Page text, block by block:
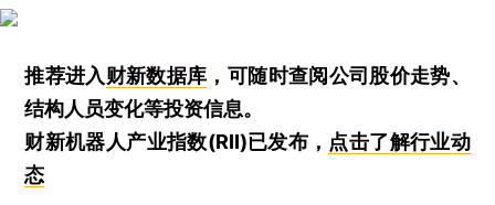
推荐进入财新数据库 ，可随时查阅公司股价走势、
结构人员变化等投资信息。
财新机器人产业指数(RII)已发布， 点击了解行业动
态